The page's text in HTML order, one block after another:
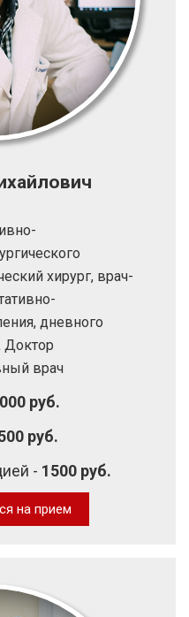
хирург, врач-
дневного
Доктор
врач
руб.
руб.
- 1500 руб.
на прием